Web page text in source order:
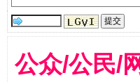
公众/公民/